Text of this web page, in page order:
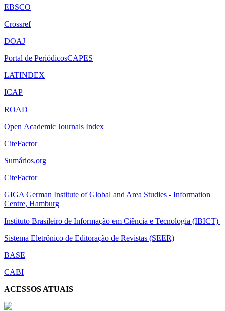
EBSCO
Crossref
DOAJ
Portal de PeriódicosCAPES
LATINDEX
ICAP
ROAD
Open Academic Journals Index
CiteFactor
Sumários.org
CiteFactor
GIGA German Institute of Global and Area Studies - Information
Centre, Hamburg
Instituto Brasileiro de Informação em Ciência e Tecnologia (IBICT)
Sistema Eletrônico de Editoração de Revistas (SEER)
BASE
CABI
ACESSOS ATUAIS